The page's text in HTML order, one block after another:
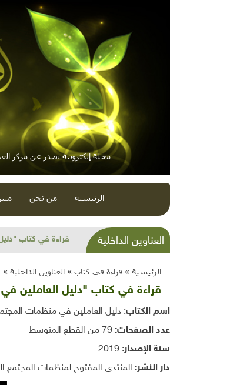
مجلة إلكترونية تصدر عن مركز
الرئيسية من نحن
العناوين الداخلية السمك...غذاء كل
الرئيسية » قراءة في كتاب » العناوين الداخلية »
قراءة في كتاب "دليل العاملين
اسم الكتاب: دليل العاملين في منظمات
عدد الصفحات: 79 من القطع المتوسط
سنة الإصدار: 2019
دار النشر: المنتدى المفتوح لمنظمات المجتمع